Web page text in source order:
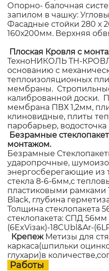
Опорно- балочная
запилом в чашку:
Фасадные стойки 280 х
160х200мм. Верхняя
Плоская Кровля с
ТехноНИКОЛЬ ТН-
основанию с
теплоизоляционных
мембраны.
калиброванной доски.
мембрана ПВХ 1,2мм,
клиновидные, плиты
паробарьер, водосточка
Безрамные
монтажом.
Безрамные
ударопрочные,
энергосберегающие из
стекла 8-6-6мм,с
пластиковыми рамками
Black, глубина
Толщина стеклопакета
стеклопакета: СПД 56мм
(6ExViзак)-18CUbl&Ar-
Крепеж Метизы для
каркаса(шпильки
глухари)в
Работы